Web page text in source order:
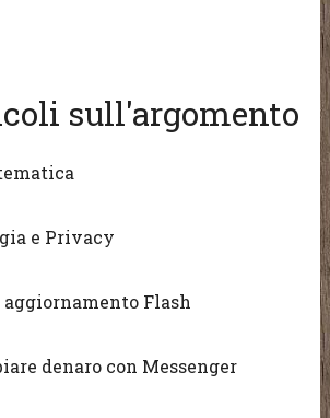
sull'argomento
e Privacy
Flash
denaro con Messenger